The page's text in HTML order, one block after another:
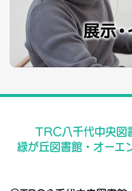
TRC八千代中央図
緑が丘図書館・オーエ